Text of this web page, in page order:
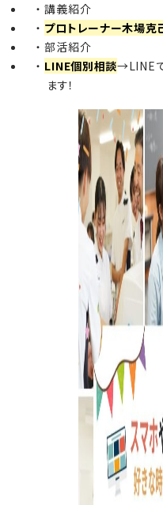
講義紹介
プロトレーナー木場
部活紹介
LINE個別相談→LINE
ます！